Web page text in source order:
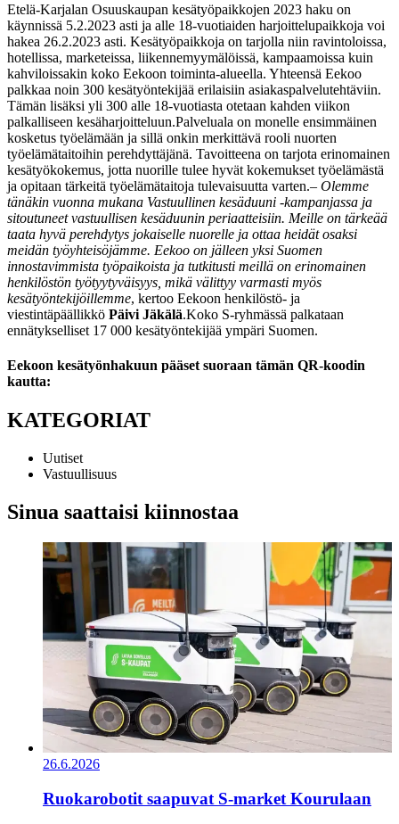
Etelä-Karjalan Osuuskaupan kesätyöpaikkojen 2023 haku on
käynnissä 5.2.2023 asti ja alle 18-vuotiaiden harjoittelupaikkoja voi
hakea 26.2.2023 asti. Kesätyöpaikkoja on tarjolla niin ravintoloissa,
hotellissa, marketeissa, liikennemyymälöissä, kampaamoissa kuin
kahviloissakin koko Eekoon toiminta-alueella. Yhteensä Eekoo
palkkaa noin 300 kesätyöntekijää erilaisiin asiakaspalvelutehtäviin.
Tämän lisäksi yli 300 alle 18-vuotiasta otetaan kahden viikon
palkalliseen kesäharjoitteluun.Palveluala on monelle ensimmäinen
kosketus työelämään ja sillä onkin merkittävä rooli nuorten
työelämätaitoihin perehdyttäjänä. Tavoitteena on tarjota erinomainen
kesätyökokemus, jotta nuorille tulee hyvät kokemukset työelämästä
ja opitaan tärkeitä työelämätaitoja tulevaisuutta varten.– Olemme
tänäkin vuonna mukana Vastuullinen kesäduuni -kampanjassa ja
sitoutuneet vastuullisen kesäduunin periaatteisiin. Meille on tärkeää
taata hyvä perehdytys jokaiselle nuorelle ja ottaa heidät osaksi
meidän työyhteisöjämme. Eekoo on jälleen yksi Suomen
innostavimmista työpaikoista ja tutkitusti meillä on erinomainen
henkilöstön työtyytyväisyys, mikä välittyy varmasti myös
kesätyöntekijöillemme, kertoo Eekoon henkilöstö- ja
viestintäpäällikkö Päivi Jäkälä.Koko S-ryhmässä palkataan
ennätykselliset 17 000 kesätyöntekijää ympäri Suomen.
Eekoon kesätyönhakuun pääset suoraan tämän QR-koodin
kautta:
KATEGORIAT
Uutiset
Vastuullisuus
Sinua saattaisi kiinnostaa
26.6.2026
Ruokarobotit saapuvat S-market Kourulaan